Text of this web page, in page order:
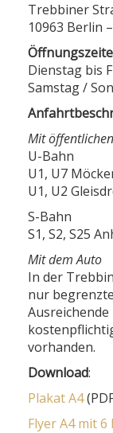
Trebbiner
10963 Berlin
Dienstag bis
Samstag /
Mit
U-Bahn
U1, U7
U1, U2
S-Bahn
S1, S2, S25
Mit dem Auto
In der
nur
vorhanden.
Download:
Plakat A4
Flyer A4 mit